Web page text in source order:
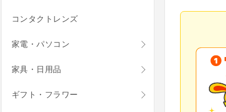
コンタクトレンズ
家電・パソコン
家具・日用品
ギフト・フラワー